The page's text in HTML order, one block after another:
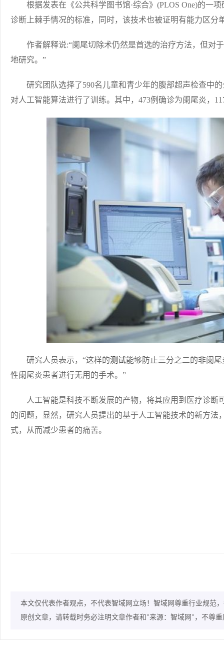
根据发表在《公共科学图书馆·综合》(PLOS One)的一项
诊断上棘手情况的标准，同时，该技术也被证明有能力区分
作者解释说:“阑尾切除术仍然是首选的治疗方法，但对
地研究。”
研究团队选择了590名儿童和青少年的腹部超声检查中的
对人工智能算法进行了训练。其中，473例确诊为阑尾炎，
研究人员表示，“这样的测试能够防止三分之二的非阑
性阑尾炎患者进行无用的手术。”
人工智能是科技不断发展的产物，将其应用到医疗诊断
的问题，显然，研究人员提出的基于人工智能技术的新方法
式，从而减少患者的痛苦。
本文仅代表作者观点，不代表智域网立场！智域网尊重行业规范
原创文章，请转载时务必注明文章作者和"来源：智域网"，不尊